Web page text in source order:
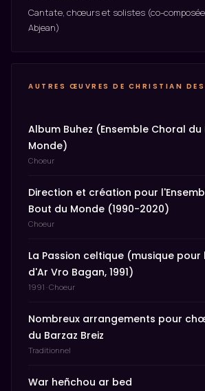
Cantate, chœurs et solistes (co-composée
Abjean)
AUTRES ŒUVRES DE CHRISTIAN
Album Buhez (Ensemble Choral du
Monde)
Choeur
Direction et création pour
Bout du Monde (1990-2020)
Choeur
La Passion celtique (musique
d'Ar Vro Bagan, 1991)
1991 · Choeur
Nombreux arrangements pour
du Barzaz Breiz
Traditionnel
War heñchou ar bed